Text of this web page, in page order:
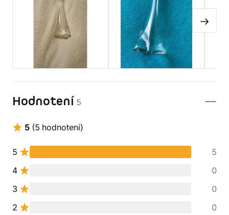
Hodnotení 5
5 (5 hodnotení)
5
5
4
0
3
0
2
0